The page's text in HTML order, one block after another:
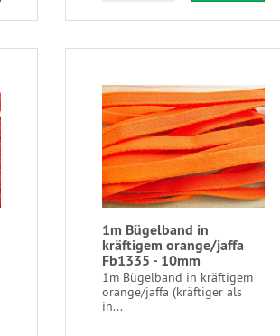
1m Bügelband in
kräftigem orange/jaffa
Fb1335 - 10mm
1m Bügelband in kräftigem
orange/jaffa (kräftiger als
in...